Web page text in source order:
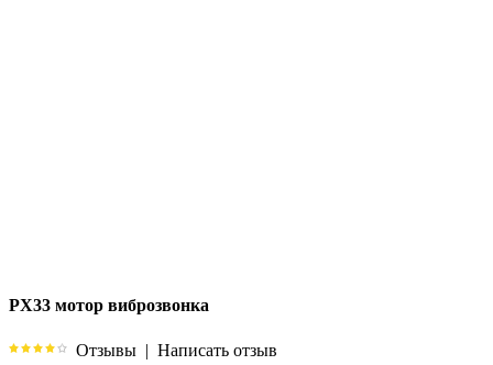
PX33 мотор виброзвонка
Отзывы | Написать отзыв